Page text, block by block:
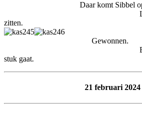
Daar komt
Luuk laat het
zitten.
Eens kijken
stuk gaat.
21 februari 2024